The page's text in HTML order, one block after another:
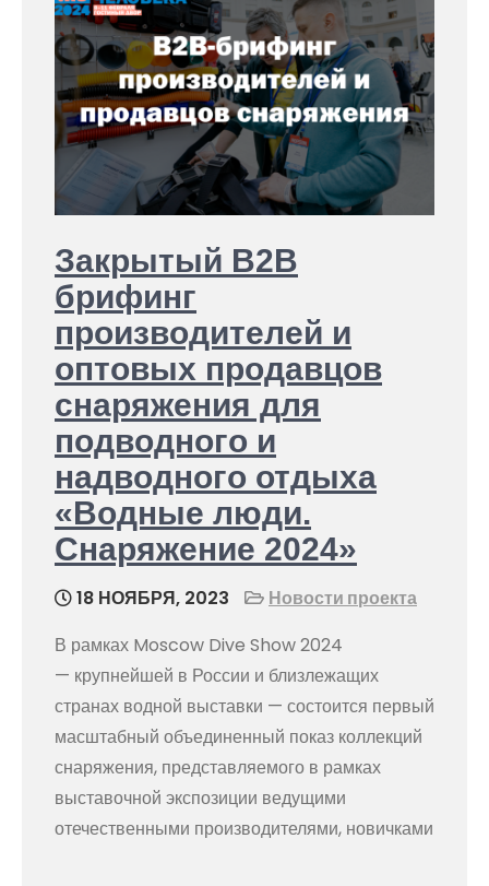
Закрытый B2B
брифинг
производителей и
оптовых продавцов
снаряжения для
подводного и
надводного отдыха
«Водные люди.
Снаряжение 2024»
18 НОЯБРЯ, 2023
Новости проекта
В рамках Moscow Dive Show 2024
— крупнейшей в России и близлежащих
странах водной выставки — состоится первый
масштабный объединенный показ коллекций
снаряжения, представляемого в рамках
выставочной экспозиции ведущими
отечественными производителями, новичками